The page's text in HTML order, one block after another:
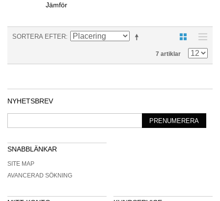
Jämför
SORTERA EFTER
7 artiklar
NYHETSBREV
PRENUMERERA
SNABBLÄNKAR
SITE MAP
AVANCERAD SÖKNING